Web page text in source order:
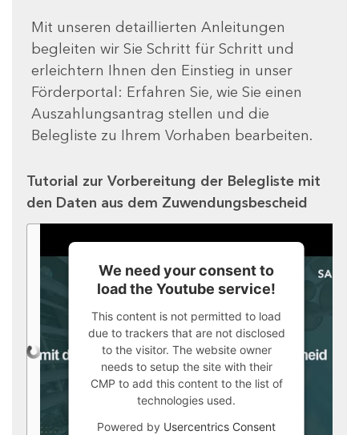
Mit unseren detaillierten Anleitungen
begleiten wir Sie Schritt für Schritt und
erleichtern Ihnen den Einstieg in unser
Förderportal: Erfahren Sie, wie Sie einen
Auszahlungsantrag stellen und die
Belegliste zu Ihrem Vorhaben bearbeiten.
Tutorial zur Vorbereitung der Belegliste mit
den Daten aus dem Zuwendungsbescheid
We need your consent to
load the Youtube service!
This content is not permitted to load
due to trackers that are not disclosed
to the visitor. The website owner
needs to setup the site with their
CMP to add this content to the list of
technologies used.
Powered by Usercentrics Consent